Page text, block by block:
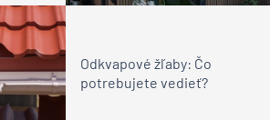
Odkvapové žľaby: Čo
potrebujete vedieť?